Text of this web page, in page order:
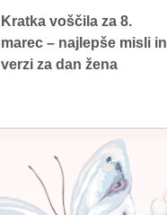
Kratka voščila za 8.
marec – najlepše misli in
verzi za dan žena